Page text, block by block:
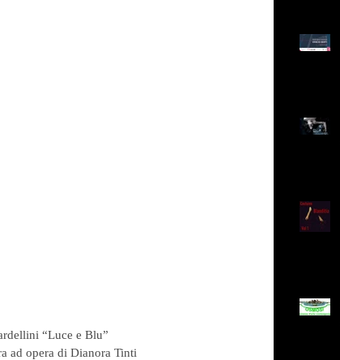
“Luce e Blu”
ad opera di Dianora Tinti